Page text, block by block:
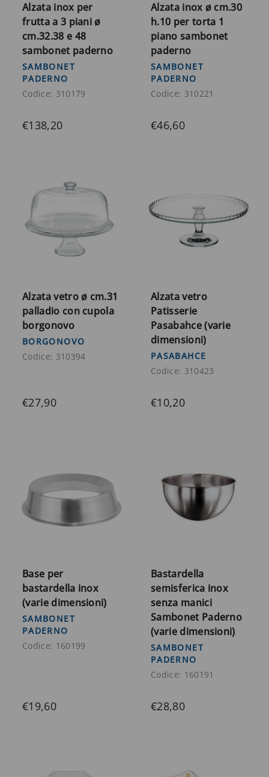
Alzata inox per
frutta a 3 piani ø
cm.32.38 e 48
sambonet paderno
SAMBONET
PADERNO
Codice: 310179
€138,20
Alzata inox ø cm.30
h.10 per torta 1
piano sambonet
paderno
SAMBONET
PADERNO
Codice: 310221
€46,60
Alzata vetro ø cm.31
palladio con cupola
borgonovo
BORGONOVO
Codice: 310394
€27,90
Alzata vetro
Patisserie
Pasabahce (varie
dimensioni)
PASABAHCE
Codice: 310423
€10,20
Base per
bastardella inox
(varie dimensioni)
SAMBONET
PADERNO
Codice: 160199
€19,60
Bastardella
semisferica inox
senza manici
Sambonet Paderno
(varie dimensioni)
SAMBONET
PADERNO
Codice: 160191
€28,80